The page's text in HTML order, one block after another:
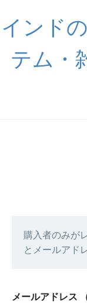
インド
テム・
購入者のみが
とメールアド
メールアドレス